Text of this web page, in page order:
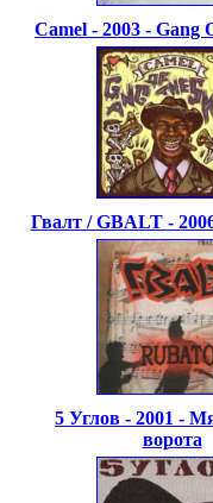
Camel - 2003 - Gang
Гвалт / GBALT -
5 Углов - 2001 -
ворота